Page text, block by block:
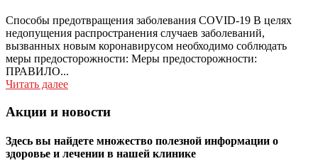
Способы предотвращения заболевания COVID-19 В целях
недопущения распространения случаев заболеваний,
вызванных новым коронавирусом необходимо соблюдать
меры предосторожности: Меры предосторожности:
ПРАВИЛО...
Читать далее
Акции и новости
Здесь вы найдете множество полезной информации о
здоровье и лечении в нашей клинике